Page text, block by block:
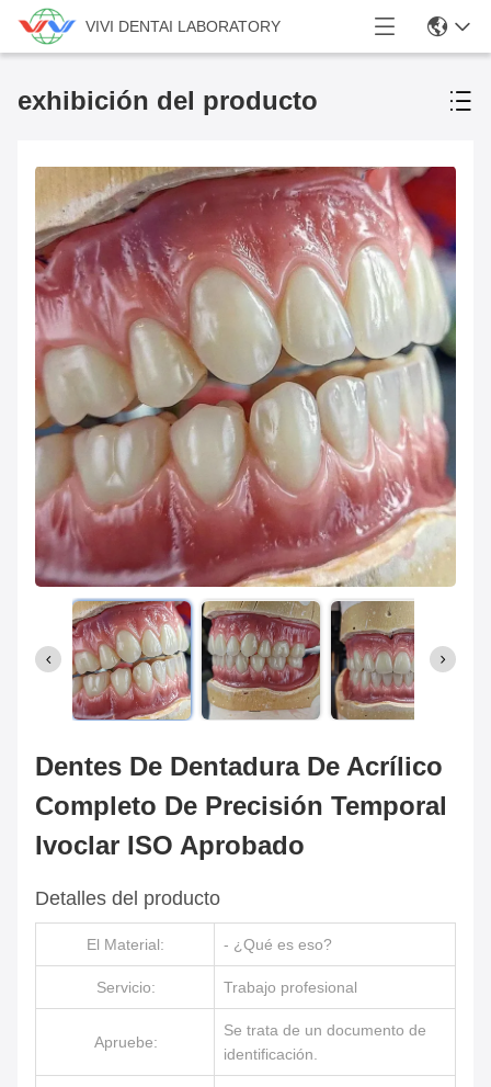
VIVI DENTAI LABORATORY
exhibición del producto
Dentes De Dentadura De Acrílico
Completo De Precisión Temporal
Ivoclar ISO Aprobado
Detalles del producto
El Material: - ¿Qué es eso?
Servicio: Trabajo profesional
Apruebe:
Se trata de un documento de
identificación.